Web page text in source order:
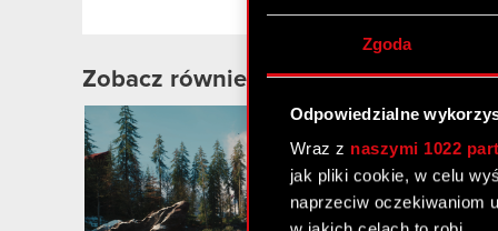
Zgoda
Odpowiedzialne
Wraz z naszymi 1022
jak pliki cookie, w celu
naprzeciw oczekiwaniom
Zobacz również: